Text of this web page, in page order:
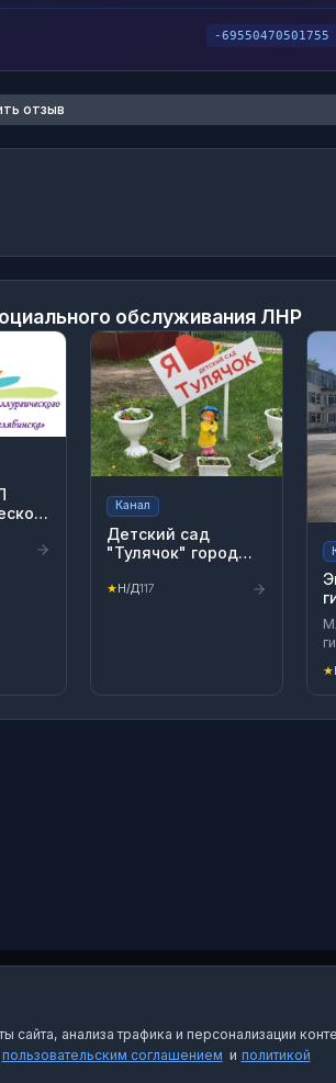
-69550470501755
отзыв
обслуживания ЛНР
Канал
Детский сад
"Тулячок" город
★Н/Д117
★
анализа трафика и персонализации
пользовательским соглашением и политикой